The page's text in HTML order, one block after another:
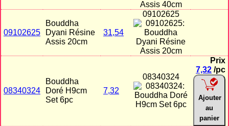
09102625
Bouddha
Dyani Résine
Assis 20cm
31,54
09102625
08340324
Bouddha
Doré H9cm
Set 6pc
7,32
08340324
Prix
7,32 /pc
Ajouter
au
panier